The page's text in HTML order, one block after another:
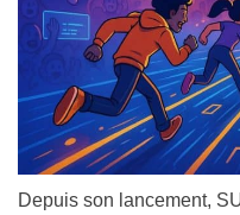
Depuis son lancement,